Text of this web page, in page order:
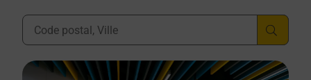
Ville, Département, Code Postal